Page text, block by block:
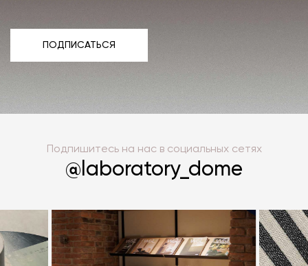
ПОДПИСАТЬСЯ
Подпишитесь на нас в социальных сетях
@laboratory_dome